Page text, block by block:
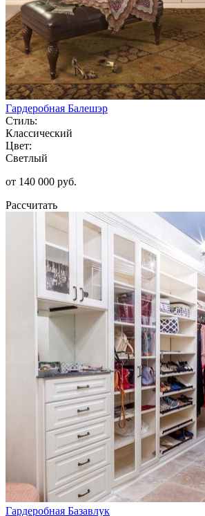
Гардеробная Балешэр
Стиль:
Классический
Цвет:
Светлый
от 140 000 руб.
Рассчитать
Гардеробная Базавлук